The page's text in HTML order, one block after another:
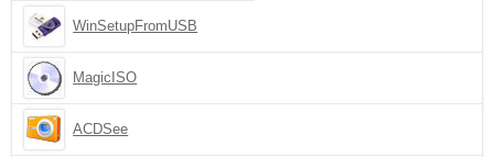
WinSetupFromUSB
MagicISO
ACDSee